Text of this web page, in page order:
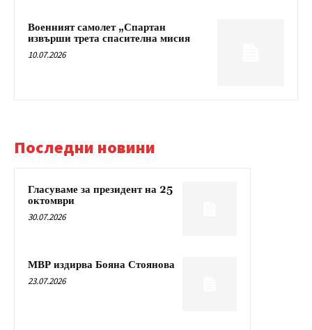
Военният самолет „Спартан
извърши трета спасителна мисия
10.07.2026
Последни новини
Гласуваме за президент на 25
октомври
30.07.2026
МВР издирва Бояна Стоянова
23.07.2026